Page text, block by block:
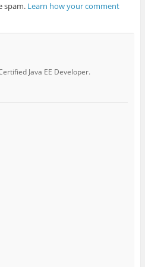
spam. Learn how your comment
Java EE Developer.